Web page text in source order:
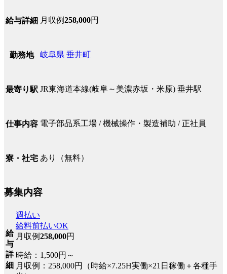
給与詳細 月収例258,000円
勤務地 岐阜県 垂井町
最寄り駅 JR東海道本線(岐阜～美濃赤坂・米原) 垂井駅
仕事内容 電子部品系工場 / 機械操作・製造補助 / 正社員
寮・社宅 あり（無料）
募集内容
給
与
詳
細
週払い
給料前払いOK
月収例258,000円
時給：1,500円～
月収例：258,000円（時給×7.25H実働×21日稼働＋各種手